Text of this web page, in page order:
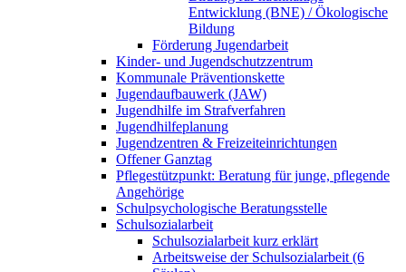
Entwicklung (BNE) / Ökologische
Bildung
Förderung Jugendarbeit
Kinder- und Jugendschutzzentrum
Kommunale Präventionskette
Jugendaufbauwerk (JAW)
Jugendhilfe im Strafverfahren
Jugendhilfeplanung
Jugendzentren & Freizeiteinrichtungen
Offener Ganztag
Pflegestützpunkt: Beratung für junge, pflegende
Angehörige
Schulpsychologische Beratungsstelle
Schulsozialarbeit
Schulsozialarbeit kurz erklärt
Arbeitsweise der Schulsozialarbeit (6